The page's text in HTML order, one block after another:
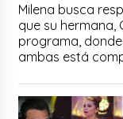
Milena busca
que su hermana,
programa,
ambas está